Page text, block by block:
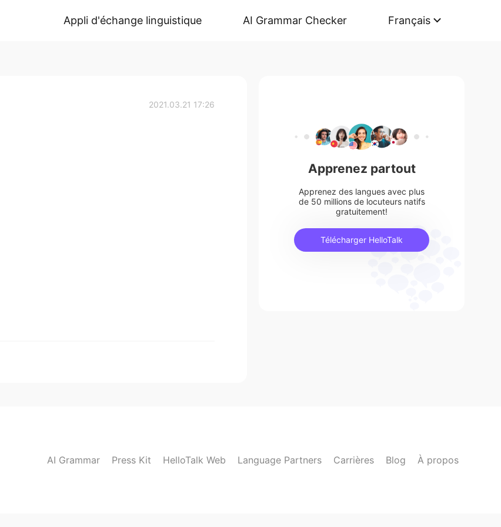
Appli d'échange linguistique AI Grammar Checker Français
2021.03.21 17:26
Apprenez partout
Apprenez des langues avec plus
de 50 millions de locuteurs natifs
gratuitement!
Télécharger HelloTalk
AI Grammar Press Kit HelloTalk Web Language Partners Carrières Blog À propos